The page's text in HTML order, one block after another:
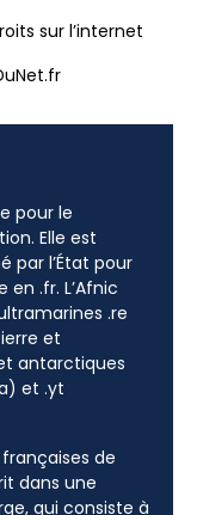
sur l’internet
pour le
Elle est
par l’État pour
.fr. L’Afnic
.re
et
antarctiques
et .yt
de
dans une
qui consiste à